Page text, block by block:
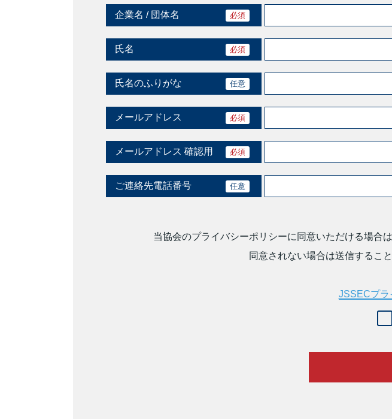
企業名 / 団体名 必須
氏名 必須
氏名のふりがな 任意
メールアドレス 必須
メールアドレス 確認用 必須
ご連絡先電話番号 任意
当協会のプライバシーポリシーに同意いただける場合
同意されない場合は送信するこ
JSSECプラ